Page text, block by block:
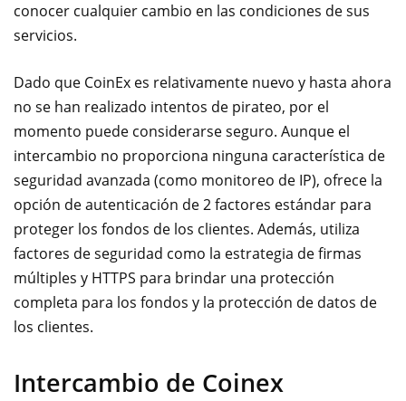
conocer cualquier cambio en las condiciones de sus
servicios.
Dado que CoinEx es relativamente nuevo y hasta ahora
no se han realizado intentos de pirateo, por el
momento puede considerarse seguro. Aunque el
intercambio no proporciona ninguna característica de
seguridad avanzada (como monitoreo de IP), ofrece la
opción de autenticación de 2 factores estándar para
proteger los fondos de los clientes. Además, utiliza
factores de seguridad como la estrategia de firmas
múltiples y HTTPS para brindar una protección
completa para los fondos y la protección de datos de
los clientes.
Intercambio de Coinex